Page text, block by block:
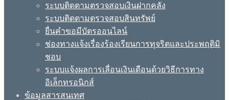
ระบบติดตามตรวจสอบเงินฝากคลัง
ระบบติดตามตรวจสอบสินทรัพย์
ยื่นคำขอมีบัตรออนไลน์
ช่องทางแจ้งเรื่องร้องเรียนการทุจริตและประพฤติมิ
ชอบ
ระบบแจ้งผลการเลื่อนเงินเดือนด้วยวิธีการทาง
อิเล็กทรอนิกส์
ข้อมูลสารสนเทศ